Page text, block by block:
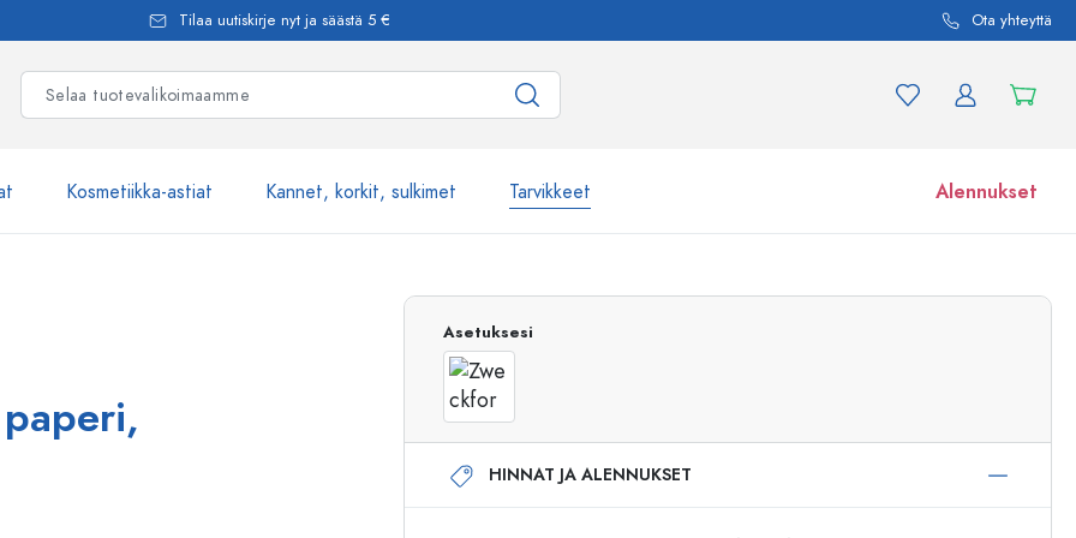
Tilaa uutiskirje nyt ja säästä 5 € Ota yhteyttä
Kosmetiikka-astiat Kannet, korkit, sulkimet Tarvikkeet Alennukset
Airless-pumppupullot
Roll-on-pullot
Lasipurkit
Asetuksesi
HINNAT JA ALENNUKSET